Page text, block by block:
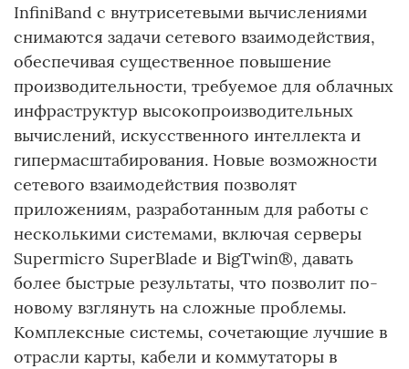
InfiniBand с внутрисетевыми вычислениями
снимаются задачи сетевого взаимодействия,
обеспечивая существенное повышение
производительности, требуемое для облачных
инфраструктур высокопроизводительных
вычислений, искусственного интеллекта и
гипермасштабирования. Новые возможности
сетевого взаимодействия позволят
приложениям, разработанным для работы с
несколькими системами, включая серверы
Supermicro SuperBlade и BigTwin®, давать
более быстрые результаты, что позволит по-
новому взглянуть на сложные проблемы.
Комплексные системы, сочетающие лучшие в
отрасли карты, кабели и коммутаторы в